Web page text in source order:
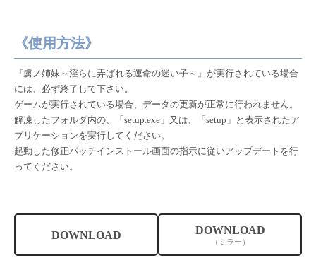
《使用方法》
『虜ノ姉妹～淫らに弄ばれる運命の迷い子～』が実行されている場合
には、必ず終了して下さい。
ゲームが実行されている場合、データの更新が正常に行われません。
解凍したフォルダ内の、「setup.exe」又は、「setup」と表示されたア
プリケーションを実行してください。
起動した修正パッチインストール画面の指示に従いアップデートを行
ってください。
DOWNLOAD DOWNLOAD
（ミラー）